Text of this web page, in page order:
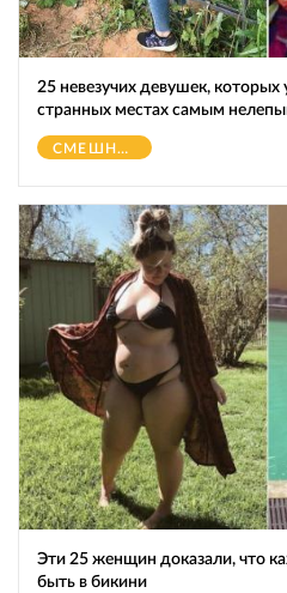
25 невезучих девушек, которых
странных местах самым
СМЕШНОЕ
Эти 25 женщин доказали, что
быть в бикини